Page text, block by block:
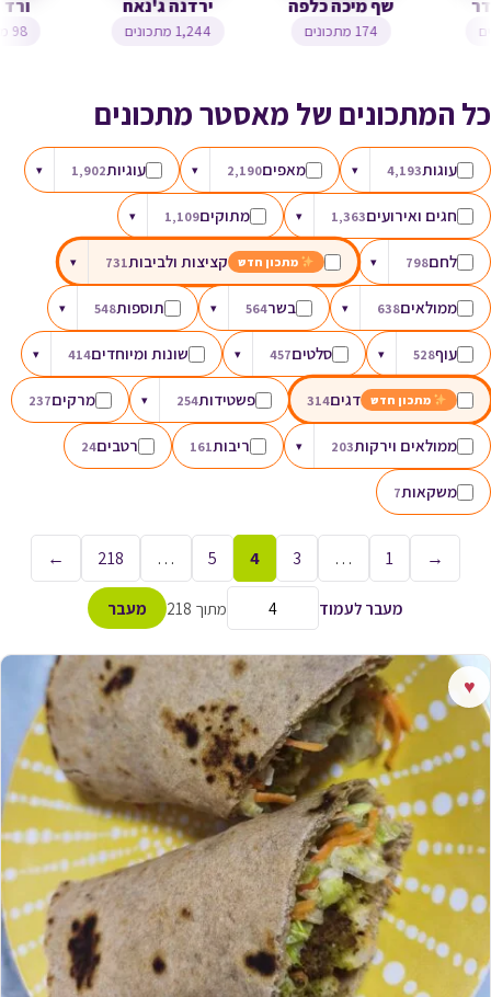
ירדנה ג'נאח שף מיכה כלפה ליאת קאדר
כל המתכונים של מאסטר מתכונים
עוגות4,193
▾ מאפים2,190
▾ עוגיות1,902
▾
חגים ואירועים1,363
▾ מתוקים1,109
▾
לחם798
▾ מתכון חדש קציצות ולביבות731
▾
ממולאים638
▾ בשר564
▾ תוספות548
▾
עוף528
▾ סלטים457
▾ שונות ומיוחדים414
▾
מתכון חדש דגים314 פשטידות254
▾ מרקים237
ממולאים וירקות203
▾ ריבות161 רטבים24
משקאות7
→
1
…
3
4
5
…
218
←
מעבר לעמוד מתוך 218 מעבר
♥